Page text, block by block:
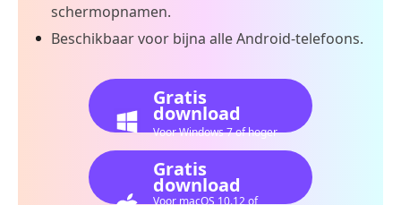
schermopnamen.
Beschikbaar voor bijna alle Android-telefoons.
Gratis
download
Voor Windows 7 of hoger
Gratis
download
Voor macOS 10.12 of